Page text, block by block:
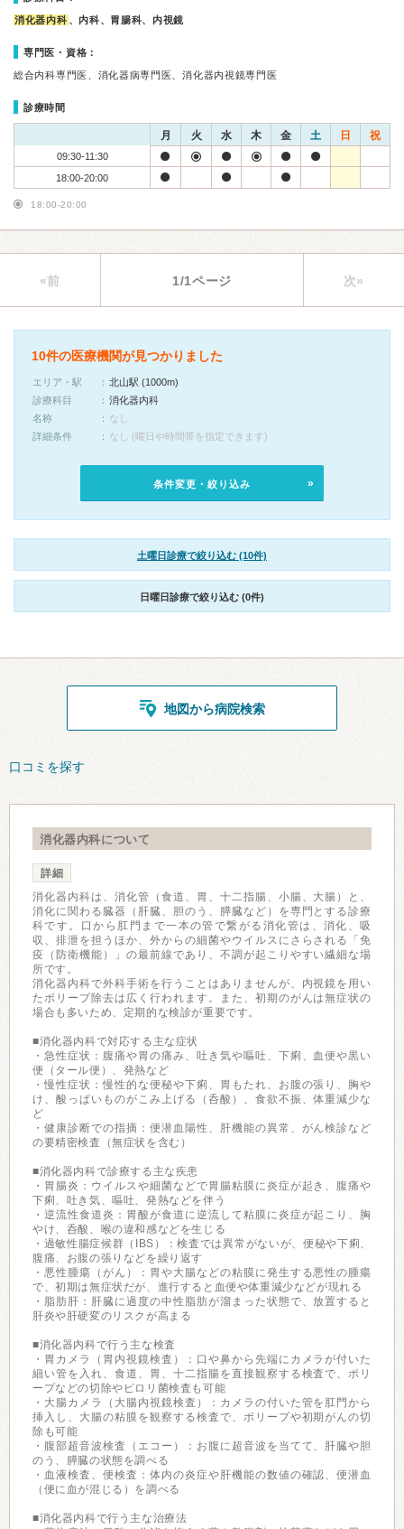
消化器内科 、内科、胃腸科、内視鏡
専門医・資格：
総合内科専門医、消化器病専門医、消化器内視鏡専門医
診療時間
月 火 水 木 金 土 日 祝
09:30-11:30
18:00-20:00
18:00-20:00
«前 1/1ページ 次»
10件の医療機関が見つかりました
エリア・駅
北山駅 (1000m)
診療科目
消化器内科
名称
なし
詳細条件
なし (曜日や時間帯を指定できます)
条件変更・絞り込み
土曜日診療で絞り込む (10件)
日曜日診療で絞り込む (0件)
地図から病院検索
口コミを探す
消化器内科について
詳細
消化器内科は、消化管（食道、胃、十二指腸、小腸、大腸）と、
消化に関わる臓器（肝臓、胆のう、膵臓など）を専門とする診療
科です。口から肛門まで一本の管で繋がる消化管は、消化、吸
収、排泄を担うほか、外からの細菌やウイルスにさらされる「免
疫（防衛機能）」の最前線であり、不調が起こりやすい繊細な場
所です。
消化器内科で外科手術を行うことはありませんが、内視鏡を用い
たポリープ除去は広く行われます。また、初期のがんは無症状の
場合も多いため、定期的な検診が重要です。
■消化器内科で対応する主な症状
・急性症状：腹痛や胃の痛み、吐き気や嘔吐、下痢、血便や黒い
便（タール便）、発熱など
・慢性症状：慢性的な便秘や下痢、胃もたれ、お腹の張り、胸や
け、酸っぱいものがこみ上げる（呑酸）、食欲不振、体重減少な
ど
・健康診断での指摘：便潜血陽性、肝機能の異常、がん検診など
の要精密検査（無症状を含む）
■消化器内科で診療する主な疾患
・胃腸炎：ウイルスや細菌などで胃腸粘膜に炎症が起き、腹痛や
下痢、吐き気、嘔吐、発熱などを伴う
・逆流性食道炎：胃酸が食道に逆流して粘膜に炎症が起こり、胸
やけ、呑酸、喉の違和感などを生じる
・過敏性腸症候群（IBS）：検査では異常がないが、便秘や下痢、
腹痛、お腹の張りなどを繰り返す
・悪性腫瘍（がん）：胃や大腸などの粘膜に発生する悪性の腫瘍
で、初期は無症状だが、進行すると血便や体重減少などが現れる
・脂肪肝：肝臓に過度の中性脂肪が溜まった状態で、放置すると
肝炎や肝硬変のリスクが高まる
■消化器内科で行う主な検査
・胃カメラ（胃内視鏡検査）：口や鼻から先端にカメラが付いた
細い管を入れ、食道、胃、十二指腸を直接観察する検査で、ポリ
ープなどの切除やピロリ菌検査も可能
・大腸カメラ（大腸内視鏡検査）：カメラの付いた管を肛門から
挿入し、大腸の粘膜を観察する検査で、ポリープや初期がんの切
除も可能
・腹部超音波検査（エコー）：お腹に超音波を当てて、肝臓や胆
のう、膵臓の状態を調べる
・血液検査、便検査：体内の炎症や肝機能の数値の確認、便潜血
（便に血が混じる）を調べる
■消化器内科で行う主な治療法